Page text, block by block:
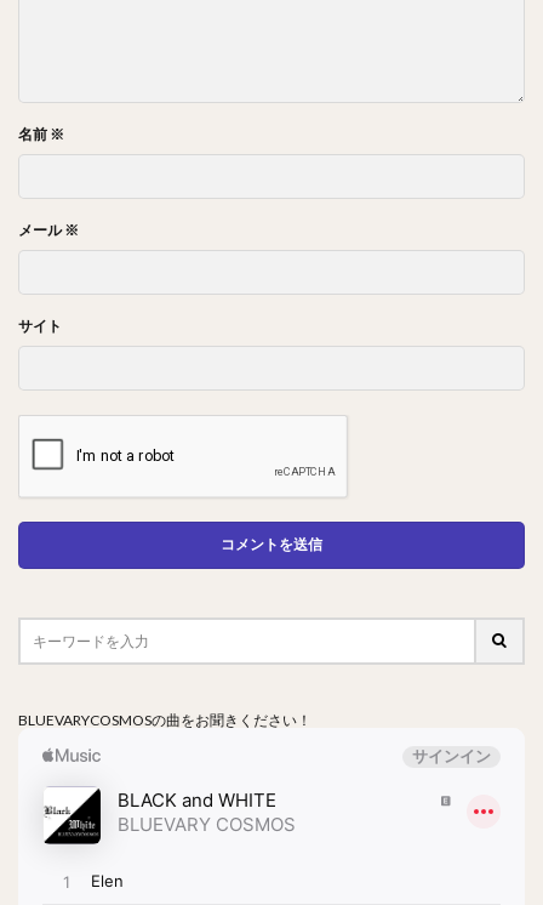
名前 ※
メール※
サイト
BLUEVARYCOSMOSの曲をお聞きください！